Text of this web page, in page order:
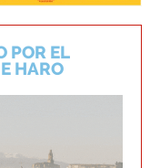
POR EL
HARO